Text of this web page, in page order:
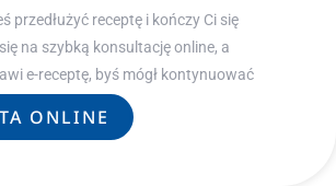
przedłużyć receptę i kończy Ci się
na szybką konsultację online, a
e-receptę, byś mógł kontynuować
ONLINE